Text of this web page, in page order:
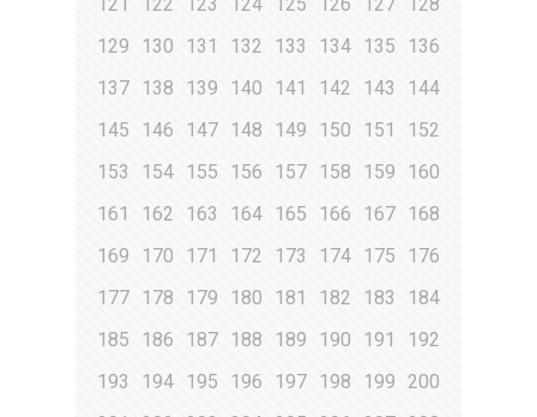
129
130 131 132 133 134 135
136
137 138 139 140 141 142 143
144
145
146 147 148 149 150 151
152
153
154 155 156 157 158 159
160
161
162 163 164 165 166 167 168
169
170 171 172 173 174 175
176
177 178 179 180 181 182 183
184
185
186 187 188 189 190 191
192
193
194 195 196 197 198 199 200